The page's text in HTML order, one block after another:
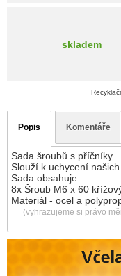
skladem
Popis Komentáře
Sada šroubů s příčníky
Slouží k uchycení
Sada obsahuje
8x Šroub M6 x 60
Materiál - ocel a
(vyhrazujeme si právo